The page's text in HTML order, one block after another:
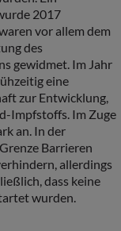
2017
vor allem dem
des
gewidmet. Im Jahr
eine
zur Entwicklung,
Impfstoffs. Im Zuge
an. In der
Barrieren
allerdings
dass keine
wurden.